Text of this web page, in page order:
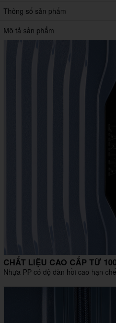
Thông số sản phẩm
Mô tả sản phẩm
CHẤT LIỆU CAO CẤP TỪ
Nhựa PP có độ đàn hồi cao hạn